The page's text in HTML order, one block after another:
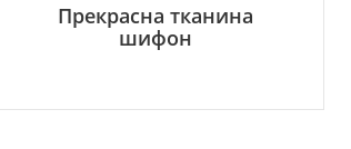
Прекрасна тканина
шифон